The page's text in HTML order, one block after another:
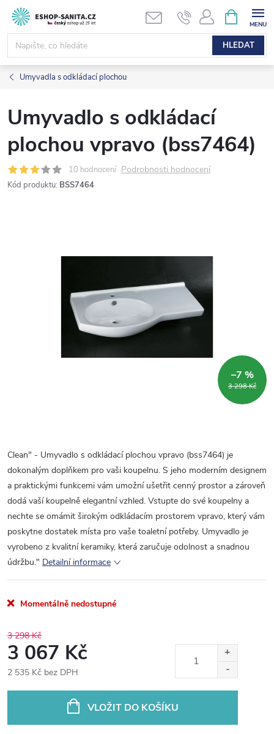
Přejít
obsah
HLEDAT
NÁKUPNÍ
KOŠÍK
Umyvadla s odkládací plochou
Umyvadlo s odkládací
plochou vpravo (bss7464)
10 hodnocení Podrobnosti hodnocení
Kód produktu: BSS7464
3 298 Kč
–7 %
Clean" - Umyvadlo s odkládací plochou vpravo (bss7464) je
dokonalým doplňkem pro vaši koupelnu. S jeho moderním designem
a praktickými funkcemi vám umožní ušetřit cenný prostor a zároveň
dodá vaší koupelně elegantní vzhled. Vstupte do své koupelny a
nechte se omámit širokým odkládacím prostorem vpravo, který vám
poskytne dostatek místa pro vaše toaletní potřeby. Umyvadlo je
vyrobeno z kvalitní keramiky, která zaručuje odolnost a snadnou
údržbu." Detailní informace
Momentálně nedostupné
3 298 Kč
3 067 Kč
2 535 Kč bez DPH
VLOŽIT DO KOŠÍKU